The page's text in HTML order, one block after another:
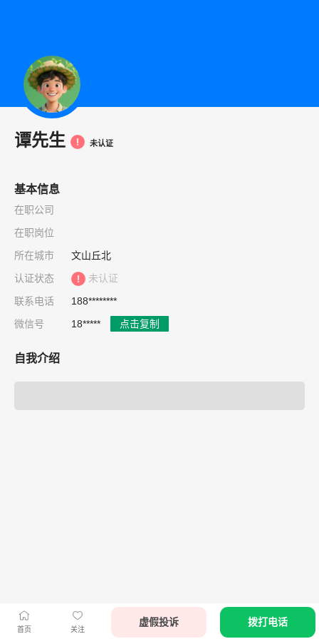
谭先生 未认证
基本信息
在职公司
在职岗位
所在城市
文山丘北
认证状态
未认证
联系电话
188********
微信号
18***** 点击复制
自我介绍
首页 关注
虚假投诉 拨打电话